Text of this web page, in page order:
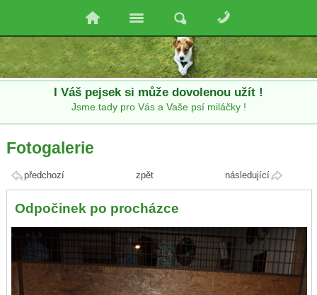
I Váš pejsek si může dovolenou užít !
Jsme tady pro Vás a Vaše psí miláčky !
Fotogalerie
předchozí následující
zpět
Odpočinek po procházce